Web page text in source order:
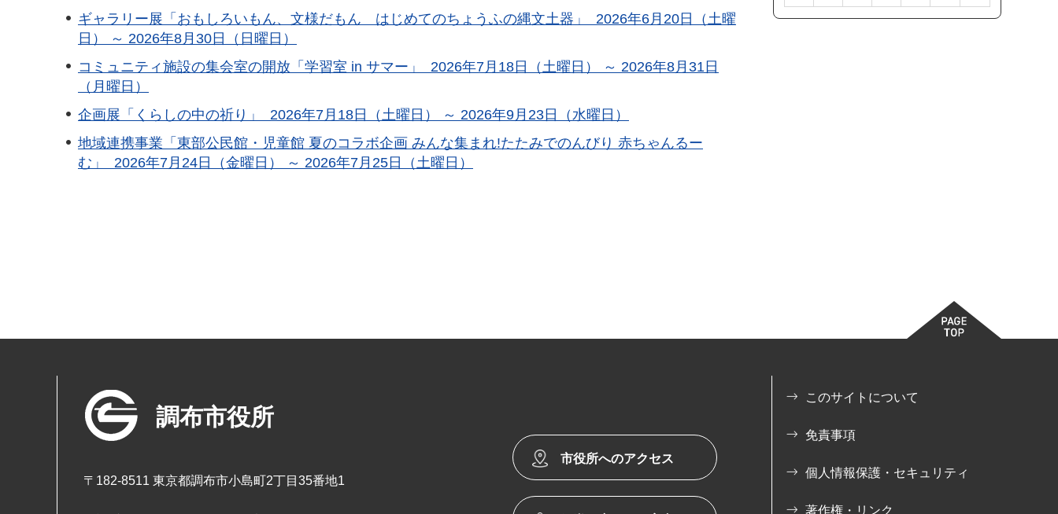
ギャラリー展「おもしろいもん、文様だもん はじめてのちょうふの縄文土器」 2026年6月20日（土曜
日） ～ 2026年8月30日（日曜日）
コミュニティ施設の集会室の開放「学習室 in サマー」 2026年7月18日（土曜日） ～ 2026年8月31日
（月曜日）
企画展「くらしの中の祈り」 2026年7月18日（土曜日） ～ 2026年9月23日（水曜日）
地域連携事業「東部公民館・児童館 夏のコラボ企画 みんな集まれ!たたみでのんびり 赤ちゃんるー
む」 2026年7月24日（金曜日） ～ 2026年7月25日（土曜日）
調布市役所
〒182-8511 東京都調布市小島町2丁目35番地1
市役所へのアクセス
このサイトについて
免責事項
個人情報保護・セキュリティ
著作権・リンク